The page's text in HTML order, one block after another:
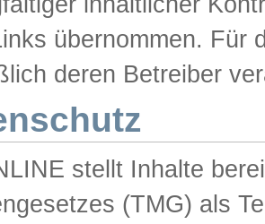
übernommen. Für
deren Betreiber
stellt Inhalte
(TMG) als